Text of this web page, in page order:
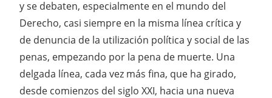
y se debaten, especialmente en el mundo del
Derecho, casi siempre en la misma línea crítica y
de denuncia de la utilización política y social de las
penas, empezando por la pena de muerte. Una
delgada línea, cada vez más fina, que ha girado,
desde comienzos del siglo XXI, hacia una nueva